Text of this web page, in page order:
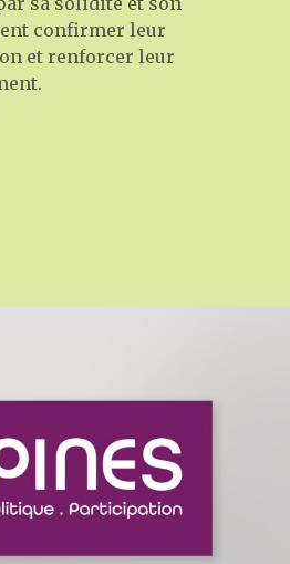
confirmer leur
et renforcer leur